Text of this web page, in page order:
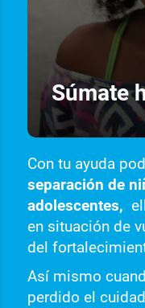
Súmate
Con tu ayuda
separación de
adolescentes,
en situación de
del
Así mismo
perdido el